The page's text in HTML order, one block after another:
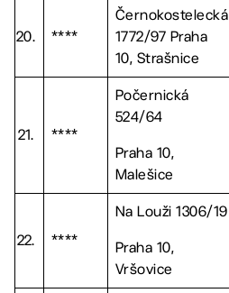
20. ****
Černokostelecká
1772/97 Praha
10, Strašnice
21. ****
Počernická
524/64
Praha 10,
Malešice
22. ****
Na Louži 1306/19
Praha 10,
Vršovice